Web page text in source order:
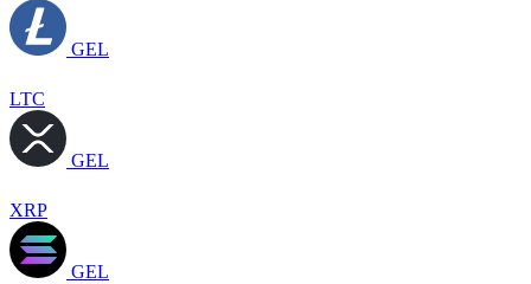
GEL
LTC
GEL
XRP
GEL